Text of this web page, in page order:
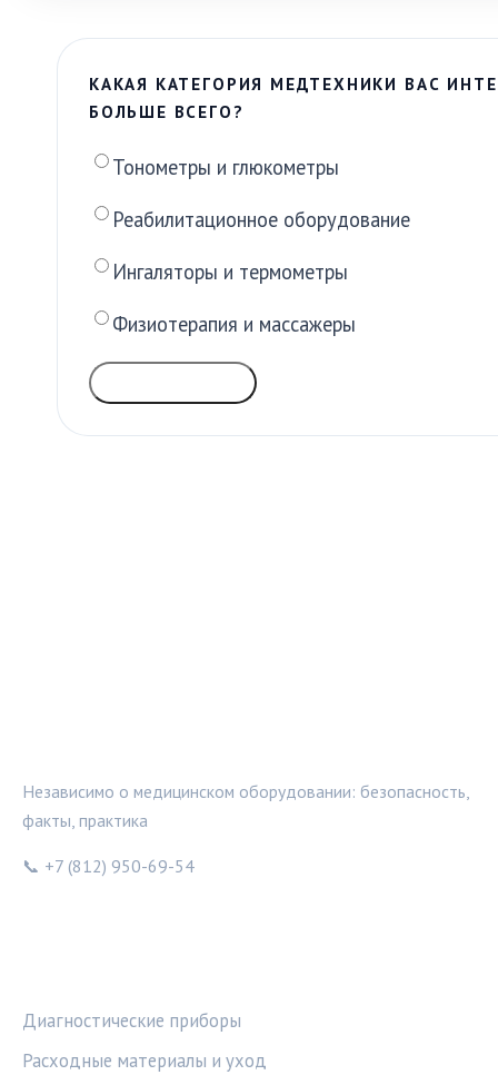
КАКАЯ КАТЕГОРИЯ МЕДТЕХНИКИ ВАС
БОЛЬШЕ ВСЕГО?
Тонометры и глюкометры
Реабилитационное оборудование
Ингаляторы и термометры
Физиотерапия и массажеры
Независимо о медицинском оборудовании: безопасность,
факты, практика
📞 +7 (812) 950-69-54
Диагностические приборы
Расходные материалы и уход